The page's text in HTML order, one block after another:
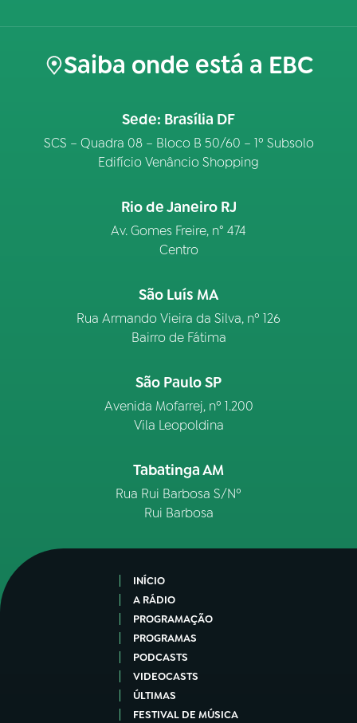
Saiba onde está a EBC
Sede: Brasília DF
SCS – Quadra 08 – Bloco B 50/60 – 1º Subsolo
Edifício Venâncio Shopping
Rio de Janeiro RJ
Av. Gomes Freire, n° 474
Centro
São Luís MA
Rua Armando Vieira da Silva, nº 126
Bairro de Fátima
São Paulo SP
Avenida Mofarrej, nº 1.200
Vila Leopoldina
Tabatinga AM
Rua Rui Barbosa S/Nº
Rui Barbosa
INÍCIO
A RÁDIO
PROGRAMAÇÃO
PROGRAMAS
PODCASTS
VIDEOCASTS
ÚLTIMAS
FESTIVAL DE MÚSICA